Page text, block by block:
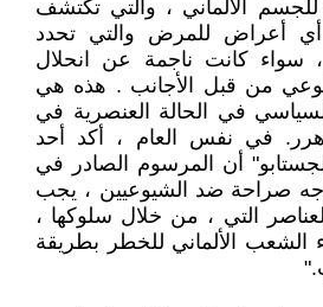
الألماني ، والتي تكتشف
أعراض للمرض والتي تحدد
، سواء كانت ناجمة عن انحلال
من قبل الأجانب . هذه هي
في الحالة العنصرية في
هرر. في نفس العام ، أكد أحد
أن المرسوم الصادر في
1933 ، الموجه صراحة ضد الشيوعيين ، يجب
التي ، من خلال سلوكها ،
الشعب الألماني للخطر بطريقة